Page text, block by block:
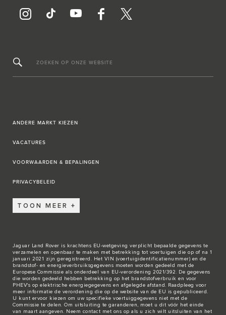
ZOEKEN OP ONZE WEBSITE
ANDERE MARKT KIEZEN
VACATURES
VOORWAARDEN & BEPALINGEN
PRIVACYBELEID
TOON MEER
Jaguar Land Rover is krachtens EU-wetgeving verplicht bepaalde gegevens te
verzamelen en openbaar te maken met betrekking tot voertuigen die op of na 1
januari 2021 zijn geregistreerd. Het VIN (voertuigidentificatienummer) en de
brandstof- en energieverbruiksgegevens moeten worden gedeeld met de
Europese Commissie als onderdeel van EU-verordening 2021/392. De gegevens
die worden gedeeld hebben betrekking op het brandstofverbruik en voor
PHEV's op elektrische energiegegevens en afgelegde afstand. Raadpleeg voor
meer informatie de verordening die op de website van de EU is gepubliceerd.
U kunt ervoor kiezen om uw specifieke voertuiggegevens niet met de
Commissie te delen. Om uitsluiting te garanderen, moet u dit vóór het einde
van maart aangeven. Neem contact met ons op als u zich wilt uitsluiten van het